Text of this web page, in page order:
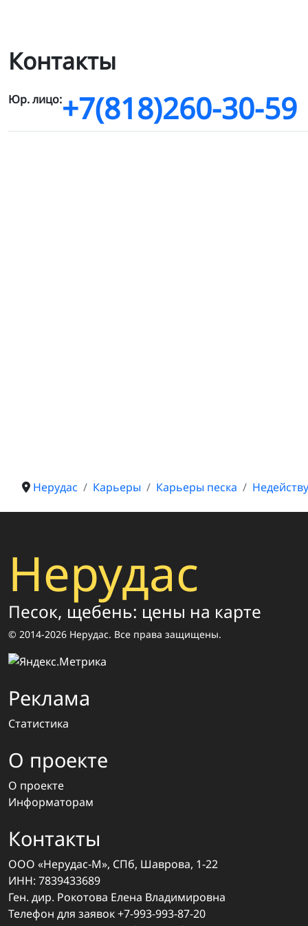
Контакты
Юр. лицо:+7(818)260-30-59
Нерудас Карьеры Карьеры песка
Нерудас
Песок, щебень: цены на карте
© 2014-2026 Нерудас. Все права защищены.
Реклама
Статистика
О проекте
О проекте
Информаторам
Контакты
ООО «Нерудас-М», СПб, Шаврова, 1-22
ИНН: 7839433689
Ген. дир. Рокотова Елена Владимировна
Телефон для заявок+7-993-993-87-20